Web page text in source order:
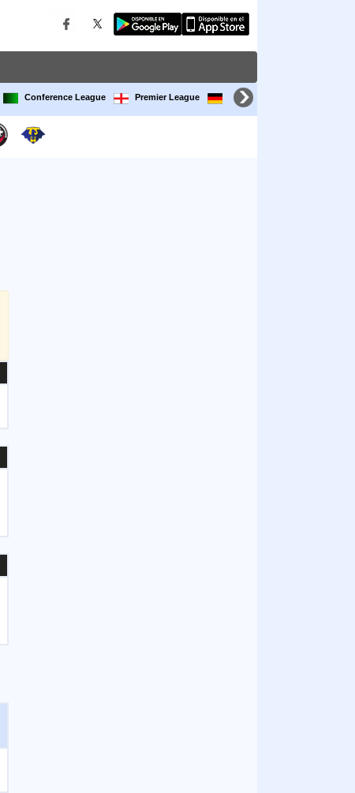
Conference League Premier League Bundesliga